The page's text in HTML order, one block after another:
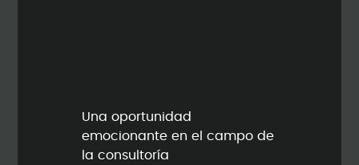
Una oportunidad
emocionante en el campo de
la consultoría